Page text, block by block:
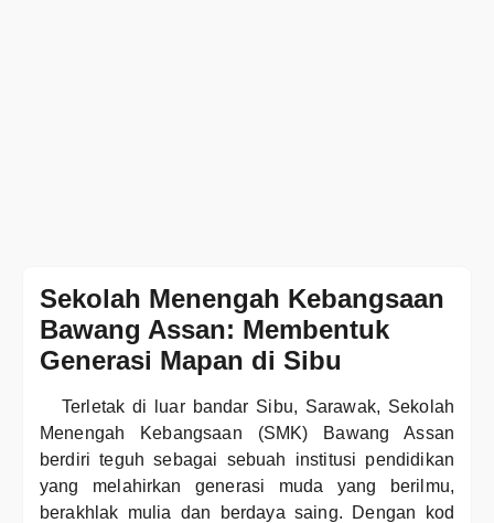
Sekolah Menengah Kebangsaan
Bawang Assan: Membentuk
Generasi Mapan di Sibu
Terletak di luar bandar Sibu, Sarawak, Sekolah
Menengah Kebangsaan (SMK) Bawang Assan
berdiri teguh sebagai sebuah institusi pendidikan
yang melahirkan generasi muda yang berilmu,
berakhlak mulia dan berdaya saing. Dengan kod